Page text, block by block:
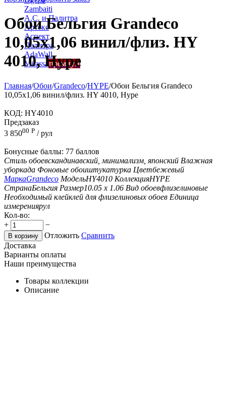
Zambaiti
А.С. и Палитра
Артекс
Аспект
Палитра
AdaWall
Milassa премиум
Обои Бельгия Grandeco
10,05х1,06 винил/флиз. HY
4010, Hype
Главная/Обои/Grandeco/HYPE/Обои Бельгия Grandeco
10,05х1,06 винил/флиз. HY 4010, Hype
КОД: HY4010
Предзаказ
3 85000 Р / рул
Бонусные баллы: 77 баллов
Стиль обоевскандинавский, минимализм, японский Влажная
уборкада Фоновые обоиштукатурка Цветбежевый
МаркаGrandeco МодельHY4010 КоллекцияHYPE
СтранаБельгия Размер10.05 х 1.06 Вид обоевфлизелиновые
Необходимый клейклей для флизелиновых обоев Единица
измерениярул
Кол-во:
+
−
В корзину Отложить Сравнить
Доставка
Варианты оплаты
Наши преимущества
Товары коллекции
Описание